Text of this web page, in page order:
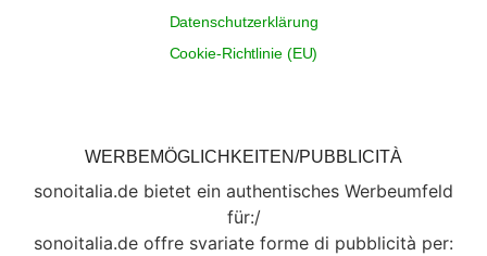
Datenschutzerklärung
Cookie-Richtlinie (EU)
WERBEMÖGLICHKEITEN/PUBBLICITÀ
sonoitalia.de bietet ein authentisches Werbeumfeld
für:/
sonoitalia.de offre svariate forme di pubblicità per: